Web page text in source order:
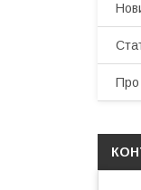
Про